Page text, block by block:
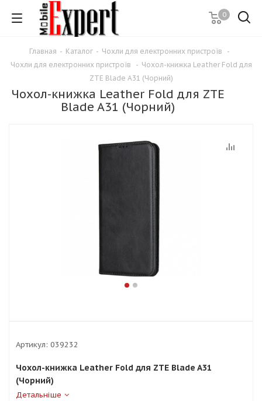
0
Главная - Каталог - Чохли для електронних пристроїв
-
Чохли для електронних пристроїв
- Чохол-книжка Leather Fold для
ZTE Blade A31 (Чорний)
Чохол-книжка Leather Fold для ZTE
Blade A31 (Чорний)
Артикул: 039232
Чохол-книжка Leather Fold для ZTE Blade A31
(Чорний)
Детальніше